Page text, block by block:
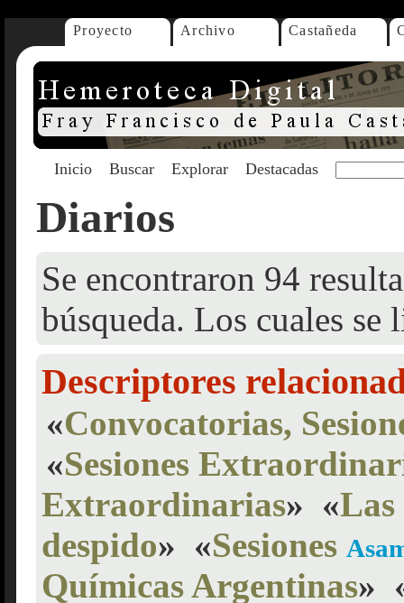
Proyecto Archivo Castañeda
Inicio Buscar Explorar Destacadas
Diarios
Se encontraron 94
búsqueda. Los cuales se
Descriptores
«Convocatorias,
«Sesiones
Extraordinarias» «
despido» «Sesiones
Químicas Argentinas»